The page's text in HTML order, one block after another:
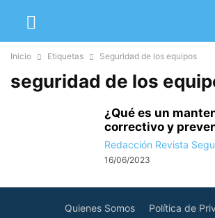
Inicio Etiquetas Seguridad de los equipos
seguridad de los
¿Qué es un
correctivo y
Redacción Revista
16/06/2023
Quienes Somos Política de